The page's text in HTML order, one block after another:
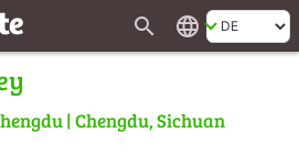
search language
| Chengdu, Sichuan